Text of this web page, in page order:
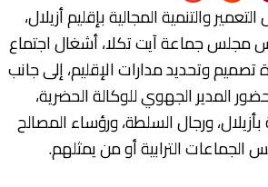
والتنمية المجالية بإقليم أزيلال،
مجلس جماعة آيت تكلا، أشغال اجتماع
تصميم وتحديد مدارات الإقليم، إلى جانب
المدير الجهوي للوكالة الحضرية،
ورجال السلطة، ورؤساء المصالح
الجماعات الترابية أو من يمثلهم.